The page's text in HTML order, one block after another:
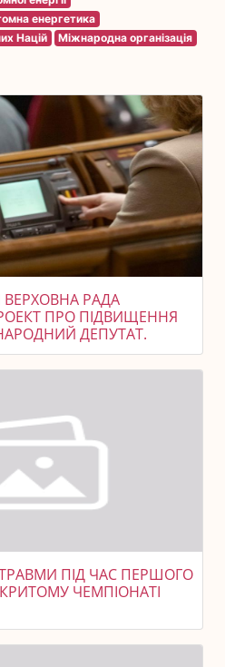
енергетика
Націй
Міжнародна організація
РАДА
ПРО ПІДВИЩЕННЯ
ДЕПУТАТ.
ПІД ЧАС ПЕРШОГО
ЧЕМПІОНАТІ